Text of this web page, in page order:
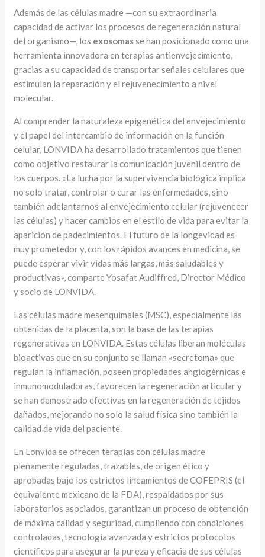
Además de las células madre —con su extraordinaria
capacidad de activar los procesos de regeneración natural
del organismo—, los exosomasse han posicionado como una
herramienta innovadora en terapias antienvejecimiento,
gracias a su capacidad de transportar señales celulares que
estimulan la reparación y el rejuvenecimiento a nivel
molecular.
Al comprender la naturaleza epigenética del envejecimiento
y el papel del intercambio de información en la función
celular, LONVIDA ha desarrollado tratamientos que tienen
como objetivo restaurar la comunicación juvenil dentro de
los cuerpos. «La lucha por la supervivencia biológica implica
no solo tratar, controlar o curar las enfermedades, sino
también adelantarnos al envejecimiento celular (rejuvenecer
las células) y hacer cambios en el estilo de vida para evitar la
aparición de padecimientos. El futuro de la longevidad es
muy prometedor y, con los rápidos avances en medicina, se
puede esperar vivir vidas más largas, más saludables y
productivas», comparte Yosafat Audiffred, Director Médico
y socio de LONVIDA.
Las células madre mesenquimales (MSC), especialmente las
obtenidas de la placenta, son la base de las terapias
regenerativas en LONVIDA. Estas células liberan moléculas
bioactivas que en su conjunto se llaman «secretoma» que
regulan la inflamación, poseen propiedades angiogérnicas e
inmunomoduladoras, favorecen la regeneración articular y
se han demostrado efectivas en la regeneración de tejidos
dañados, mejorando no solo la salud física sino también la
calidad de vida del paciente.
En Lonvida se ofrecen terapias con células madre
plenamente reguladas, trazables, de origen ético y
aprobadas bajo los estrictos lineamientos de COFEPRIS (el
equivalente mexicano de la FDA), respaldados por sus
laboratorios asociados, garantizan un proceso de obtención
de máxima calidad y seguridad, cumpliendo con condiciones
controladas, tecnología avanzada y estrictos protocolos
científicos para asegurar la pureza y eficacia de sus células